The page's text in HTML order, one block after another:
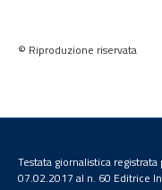
© Riproduzione riservata
Testata giornalistica
07.02.2017 al n. 60 Editrice